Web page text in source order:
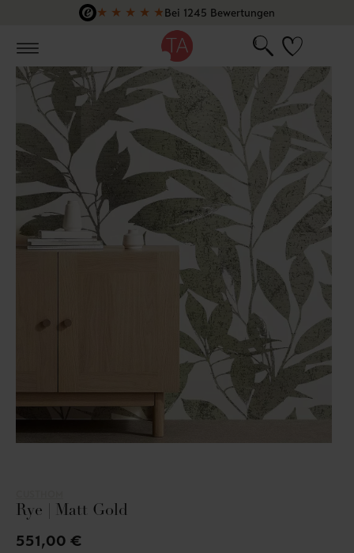
Zum Hauptinhalt springen
★ ★ ★ ★ ★Bei 1245 Bewertungen
Rye | Matt Gold
551,00 €